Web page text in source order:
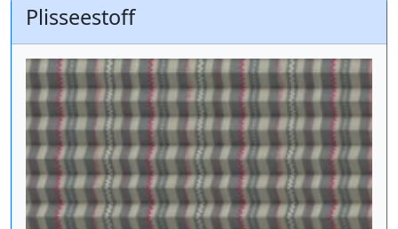
Plisseestoff